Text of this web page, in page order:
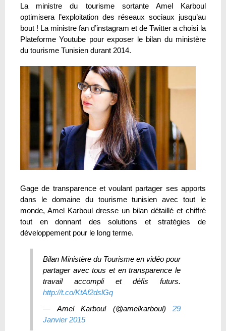
La ministre du tourisme sortante Amel Karboul
optimisera l’exploitation des réseaux sociaux jusqu’au
bout ! La ministre fan d’instagram et de Twitter a choisi la
Plateforme Youtube pour exposer le bilan du ministère
du tourisme Tunisien durant 2014.
Gage de transparence et voulant partager ses apports
dans le domaine du tourisme tunisien avec tout le
monde, Amel Karboul dresse un bilan détaillé et chiffré
tout en donnant des solutions et stratégies de
développement pour le long terme.
Bilan Ministère du Tourisme en vidéo pour
partager avec tous et en transparence le
travail accompli et défis futurs.
http://t.co/KtAf2dslGq
— Amel Karboul (@amelkarboul) 29
Janvier 2015